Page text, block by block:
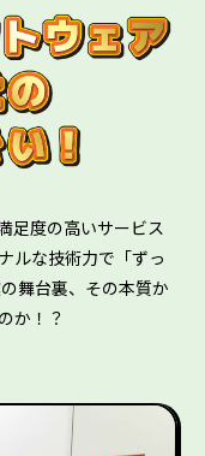
足度の高いサービス
ルな技術力で「ずっ
舞台裏、その本質か
か！？